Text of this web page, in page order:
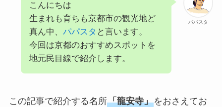
パパスタ
こんにちは
生まれも育ちも京都市の観光地ど
真ん中、 パパスタ と言います。
今回は京都のおすすめスポットを
地元民目線で紹介します。
この記事で紹介する名所「龍安寺」をおさえてお